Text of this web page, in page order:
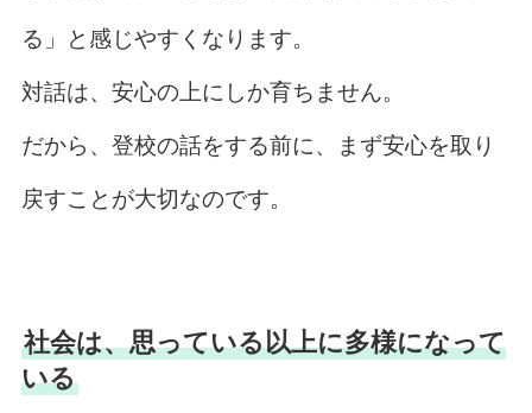
る」と感じやすくなります。
対話は、安心の上にしか育ちません。
だから、登校の話をする前に、まず安心を取り
戻すことが大切なのです。
社会は、思っている以上に多様になって
いる